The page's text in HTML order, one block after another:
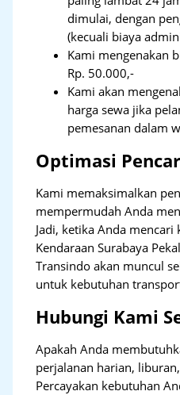
dimulai, dengan
(kecuali biaya
Kami mengenakan
Rp. 50.000,-
Kami akan
harga sewa jika
pemesanan dalam
Optimasi
Kami memaksimalkan
mempermudah Anda
Jadi, ketika Anda mencari
Kendaraan Surabaya
Transindo akan muncul
untuk kebutuhan
Hubungi Kami
Apakah Anda
perjalanan harian,
Percayakan kebutuhan